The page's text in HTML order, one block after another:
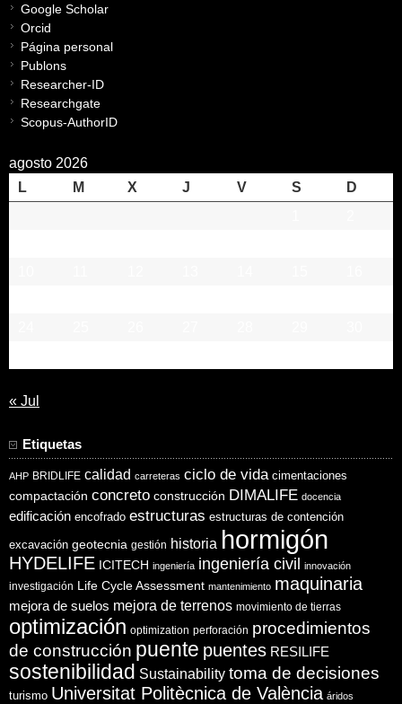
Google Scholar
Orcid
Página personal
Publons
Researcher-ID
Researchgate
Scopus-AuthorID
agosto 2026
L
M X J V S
D
« Jul
Etiquetas
AHP BRIDLIFE calidad carreteras ciclo de vida cimentaciones
compactación concreto construcción DIMALIFE docencia
edificación encofrado estructuras estructuras de contención
excavación geotecnia gestión historia hormigón
HYDELIFE ICITECH ingeniería ingeniería civil innovación
investigación Life Cycle Assessment mantenimiento maquinaria
mejora de suelos mejora de terrenos movimiento de tierras
optimización optimization perforación procedimientos
de construcción puente puentes RESILIFE
sostenibilidad Sustainability toma de decisiones
turismo Universitat Politècnica de València áridos